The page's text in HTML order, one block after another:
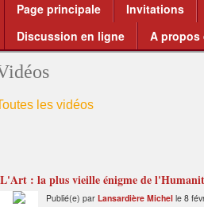
Page principale Invitations
Discussion en ligne
A propos
les vidéos
L'Art : la plus vieille énigme de
Publié(e) par Lansardière Michel le 8